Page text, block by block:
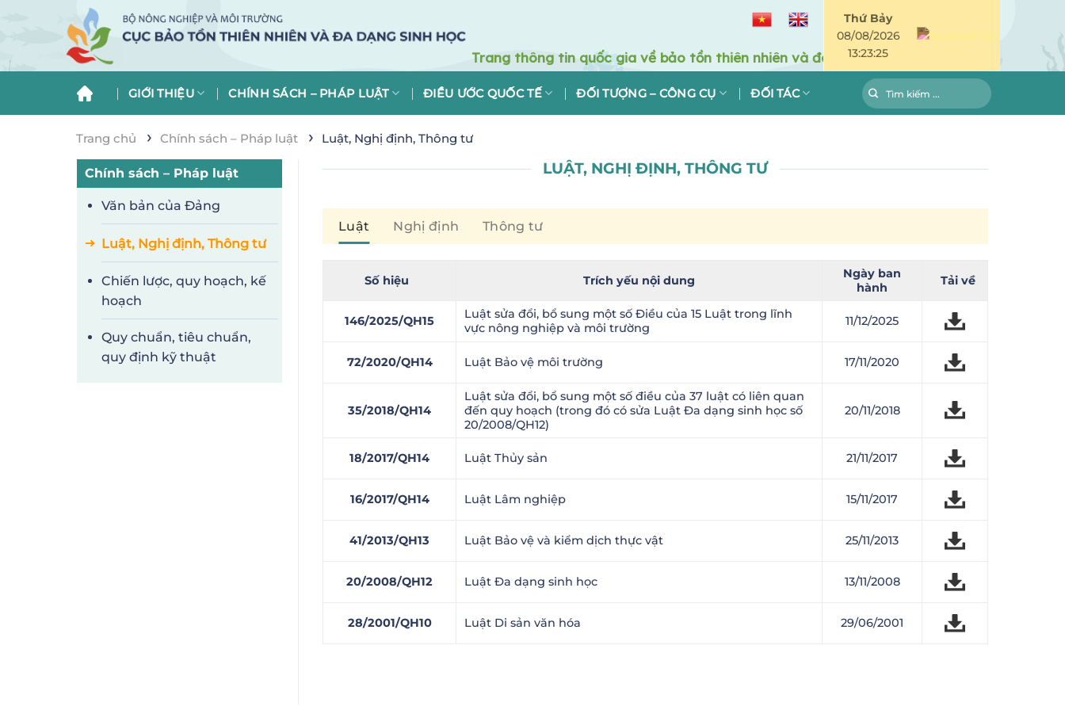
Thứ Bảy
08/08/2026
13:23:25
GIỚI THIỆU CHÍNH SÁCH – PHÁP LUẬT ĐIỀU ƯỚC QUỐC TẾ ĐỐI TƯỢNG – CÔNG CỤ ĐỐI TÁC
Trang chủ › Chính sách – Pháp luật › Luật, Nghị định, Thông tư
Chính sách – Pháp luật
Văn bản của Đảng
Luật, Nghị định, Thông tư
Chiến lược, quy hoạch, kế
hoạch
Quy chuẩn, tiêu chuẩn,
quy định kỹ thuật
LUẬT, NGHỊ ĐỊNH, THÔNG TƯ
Luật Nghị định Thông tư
Số hiệu Trích yếu nội dung
Ngày ban
hành
Tải về
146/2025/QH15
Luật sửa đổi, bổ sung một số Điều của 15 Luật trong lĩnh
vực nông nghiệp và môi trường
11/12/2025
72/2020/QH14 Luật Bảo vệ môi trường 17/11/2020
35/2018/QH14
Luật sửa đổi, bổ sung một số điều của 37 luật có liên quan
đến quy hoạch (trong đó có sửa Luật Đa dạng sinh học số
20/2008/QH12)
20/11/2018
18/2017/QH14 Luật Thủy sản 21/11/2017
16/2017/QH14 Luật Lâm nghiệp 15/11/2017
41/2013/QH13 Luật Bảo vệ và kiểm dịch thực vật 25/11/2013
20/2008/QH12 Luật Đa dạng sinh học 13/11/2008
28/2001/QH10 Luật Di sản văn hóa 29/06/2001